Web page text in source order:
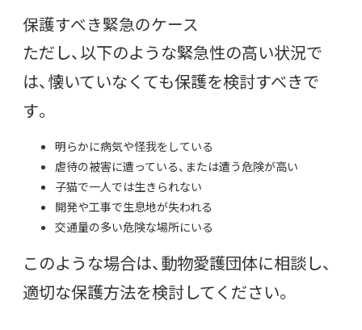
保護すべき緊急のケース
ただし、以下のような緊急性の高い状況で
は、懐いていなくても保護を検討すべきで
す。
明らかに病気や怪我をしている
虐待の被害に遭っている、または遭う危険が高い
子猫で一人では生きられない
開発や工事で生息地が失われる
交通量の多い危険な場所にいる
このような場合は、動物愛護団体に相談し、
適切な保護方法を検討してください。